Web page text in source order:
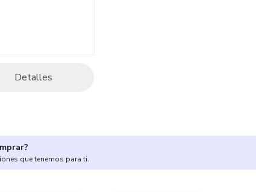
Detalles
que tenemos para ti.